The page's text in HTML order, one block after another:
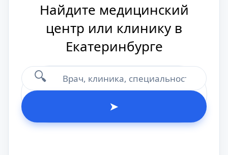
Найдите медицинский
центр или клинику в
Екатеринбурге
🔍
➤